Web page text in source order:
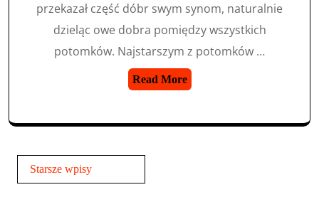
przekazał część dóbr swym synom, naturalnie
dzieląc owe dobra pomiędzy wszystkich
potomków. Najstarszym z potomków …
Read More
Nawigacja
po
Starsze wpisy